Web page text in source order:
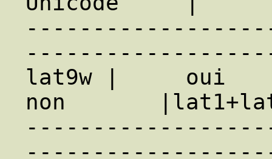
lat9w |     oui
non